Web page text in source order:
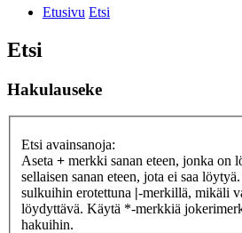
Etusivu Etsi
Etsi
Hakulauseke
Etsi avainsanoja:
Aseta + merkki sanan eteen, jonka on
sellaisen sanan eteen, jota ei saa
sulkuihin erotettuna |-merkillä, mikäli
löydyttävä. Käytä *-merkkiä
hakuihin.